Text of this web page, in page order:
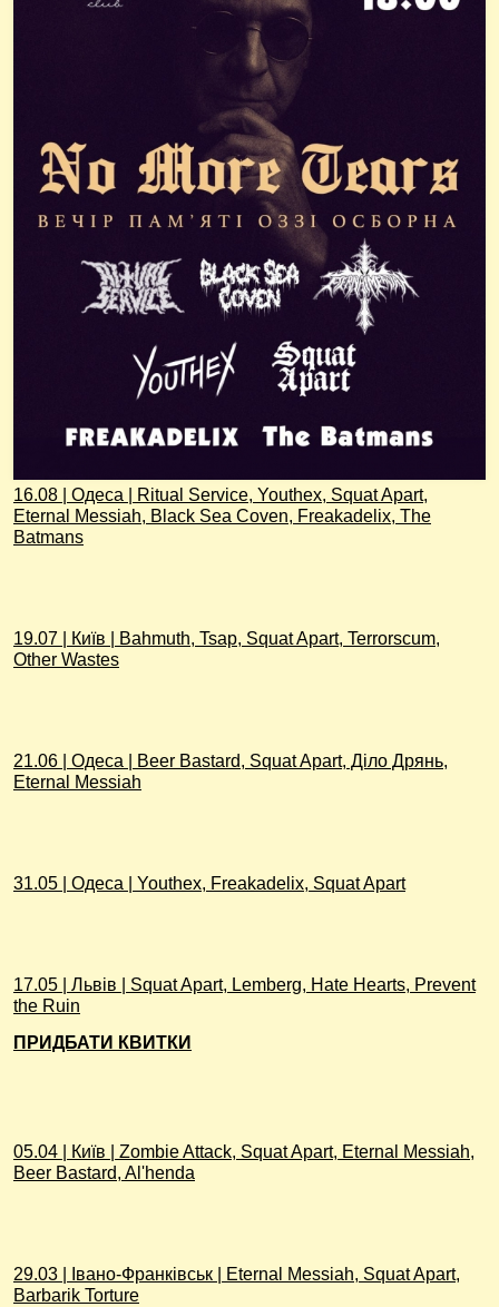
16.08 | Одеса | Ritual Service, Youthex, Squat Apart,
Eternal Messiah, Black Sea Coven, Freakadelix, The
Batmans
19.07 | Київ | Bahmuth, Tsap, Squat Apart, Terrorscum,
Other Wastes
21.06 | Одеса | Beer Bastard, Squat Apart, Діло Дрянь,
Eternal Messiah
31.05 | Одеса | Youthex, Freakadelix, Squat Apart
17.05 | Львів | Squat Apart, Lemberg, Hate Hearts, Prevent
the Ruin
ПРИДБАТИ КВИТКИ
05.04 | Київ | Zombie Attack, Squat Apart, Eternal Messiah,
Beer Bastard, Al'henda
29.03 | Івано-Франківськ | Eternal Messiah, Squat Apart,
Barbarik Torture